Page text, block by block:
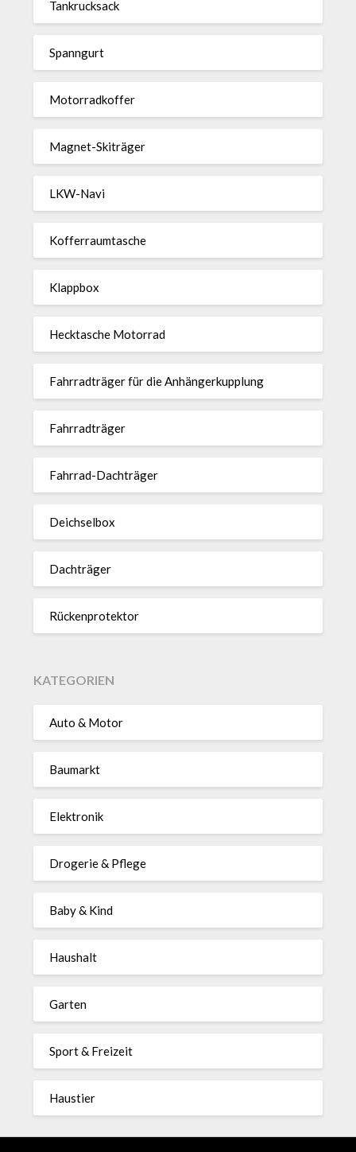
Tan­kruck­sack
Spann­gurt
Motor­rad­koffer
Magnet-Ski­träger
LKW-Navi
Kof­fer­raum­ta­sche
Klappbox
Heck­ta­sche Motorrad
Fahr­rad­träger für die Anhän­ger­kup­p­lung
Fahr­rad­träger
Fahrrad-Dach­träger
Deich­selbox
Dach­träger
Rücken­pro­tektor
KATEGORIEN
Auto & Motor
Baumarkt
Elektronik
Drogerie & Pflege
Baby & Kind
Haushalt
Garten
Sport & Freizeit
Haustier